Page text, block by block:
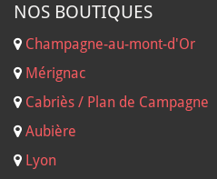
NOS BOUTIQUES
Champagne-au-mont-d'Or
Mérignac
Cabriès / Plan de Campagne
Aubière
Lyon